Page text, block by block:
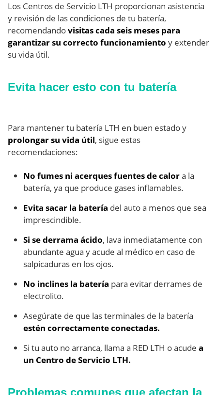
Los Centros de Servicio LTH proporcionan asistencia
y revisión de las condiciones de tu batería,
recomendandovisitas cada seis meses para
garantizar su correcto funcionamiento y extender
su vida útil.
Evita hacer esto con tu batería
Para mantener tu batería LTH en buen estado y
prolongar su vida útil, sigue estas
recomendaciones:
No fumes ni acerques fuentes de calora la
batería, ya que produce gases inflamables.
Evita sacar la batería del auto a menos que sea
imprescindible.
Si se derrama ácido, lava inmediatamente con
abundante agua y acude al médico en caso de
salpicaduras en los ojos.
No inclines la batería para evitar derrames de
electrolito.
Asegúrate de que las terminales de la batería
estén correctamente conectadas.
Si tu auto no arranca, llama a RED LTH o acude a
un Centro de Servicio LTH.